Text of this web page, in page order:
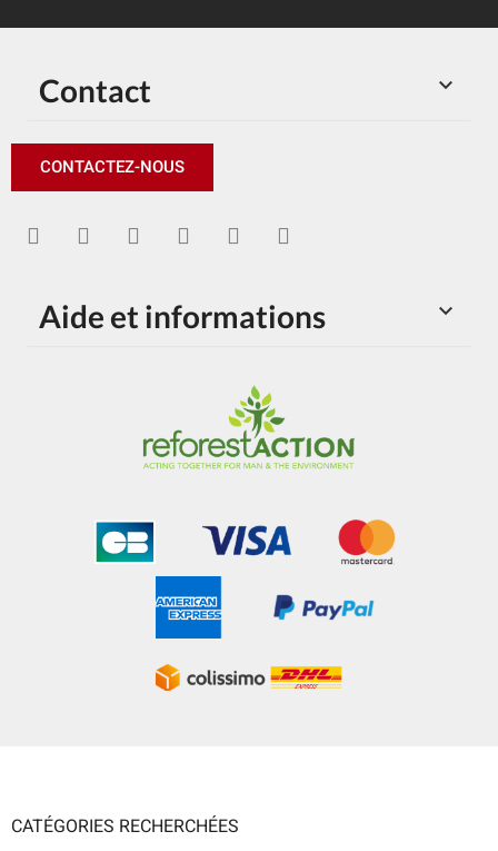

Contact
CONTACTEZ-NOUS

Aide et informations
CATÉGORIES RECHERCHÉES